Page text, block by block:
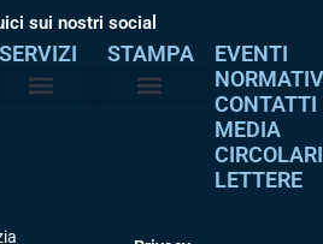
sui nostri social
SERVIZI STAMPA
EVENTI
CONTATTI
MEDIA
CIRCOLARI
LETTERE